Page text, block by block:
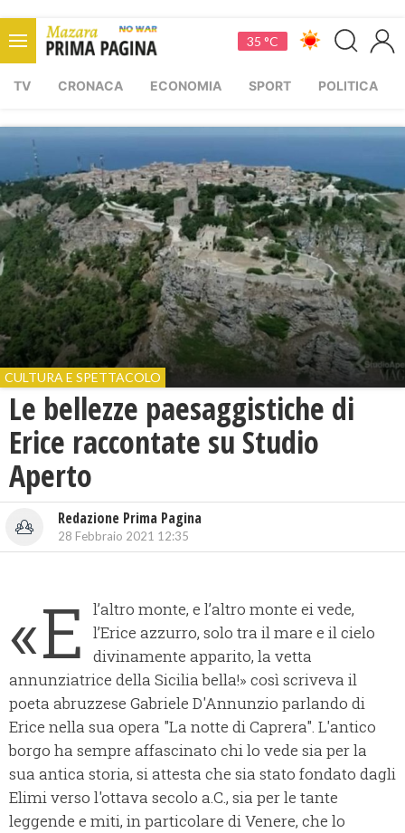
35 °C
TV CRONACA ECONOMIA SPORT POLITICA
CULTURA E SPETTACOLO
Le bellezze paesaggistiche di
Erice raccontate su Studio
Aperto
Redazione Prima Pagina
28 Febbraio 2021 12:35
«E
l’altro monte, e l’altro monte ei vede,
l’Erice azzurro, solo tra il mare e il cielo
divinamente apparito, la vetta
annunziatrice della Sicilia bella!» così scriveva il
poeta abruzzese Gabriele D'Annunzio parlando di
Erice nella sua opera "La notte di Caprera". L'antico
borgo ha sempre affascinato chi lo vede sia per la
sua antica storia, si attesta che sia stato fondato dagli
Elimi verso l'ottava secolo a.C., sia per le tante
leggende e miti, in particolare di Venere, che lo